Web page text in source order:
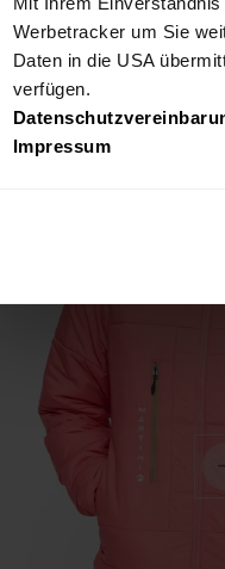
Werbetracker um Sie
Daten in die USA
verfügen.
Impressum